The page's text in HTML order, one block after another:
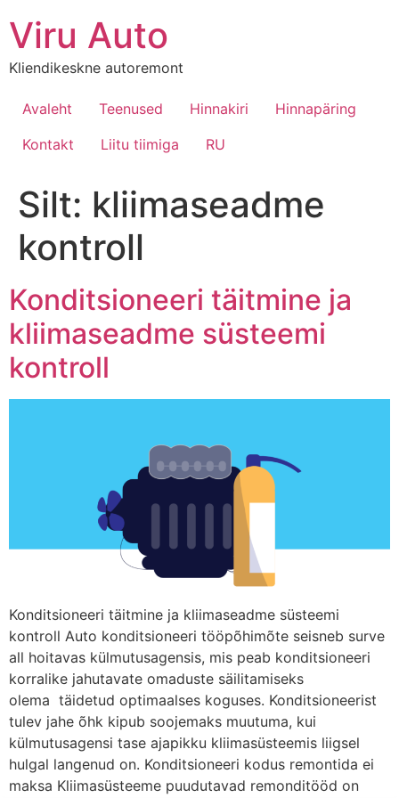
Viru Auto
Kliendikeskne autoremont
Avaleht Teenused Hinnakiri
Hinnapäring
Kontakt
Liitu tiimiga RU
Silt: kliimaseadme
kontroll
Konditsioneeri täitmine ja
kliimaseadme süsteemi
kontroll
Konditsioneeri täitmine ja kliimaseadme süsteemi
kontroll Auto konditsioneeri tööpõhimõte seisneb surve
all hoitavas külmutusagensis, mis peab konditsioneeri
korralike jahutavate omaduste säilitamiseks
olema täidetud optimaalses koguses. Konditsioneerist
tulev jahe õhk kipub soojemaks muutuma, kui
külmutusagensi tase ajapikku kliimasüsteemis liigsel
hulgal langenud on. Konditsioneeri kodus remontida ei
maksa Kliimasüsteeme puudutavad remonditööd on